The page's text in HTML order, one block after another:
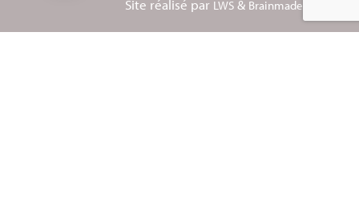
Site réalisé par LWS & Brainmade Agency